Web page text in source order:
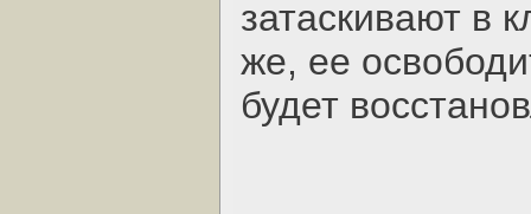
затаскивают в
же, ее
будет